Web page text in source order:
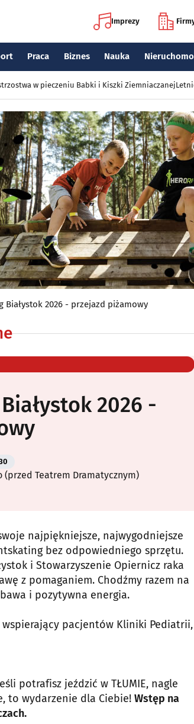
Imprezy
Praca Biznes Nauka
w pieczeniu Babki i Kiszki Ziemniaczanej
Białystok 2026 - przejazd piżamowy
2026 -
(przed Teatrem Dramatycznym)
swoje najpiękniejsze, najwygodniejsze
bez odpowiedniego sprzętu.
i Stowarzyszenie Opiernicz raka
z pomaganiem. Chodźmy razem na
i pozytywna energia.
pacjentów Kliniki Pediatrii,
potrafisz jeździć w TŁUMIE, nagle
to wydarzenie dla Ciebie! Wstęp na